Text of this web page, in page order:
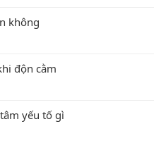
không
độn cằm
yếu tố gì